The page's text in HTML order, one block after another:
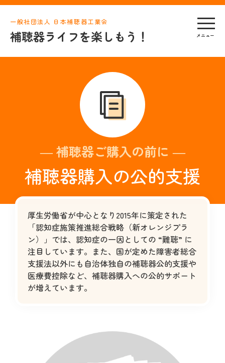
一般社団法人 日本補聴器工業会
補聴器ライフを楽しもう！
― 補聴器ご購入の前に ―
補聴器購入の公的支援
厚生労働省が中心となり2015年に策定された
「認知症施策推進総合戦略（新オレンジプラ
ン）」では、認知症の一因としての “難聴” に
注目しています。また、国が定めた障害者総合
支援法以外にも自治体独自の補聴器公的支援や
医療費控除など、補聴器購入への公的サポート
が増えています。